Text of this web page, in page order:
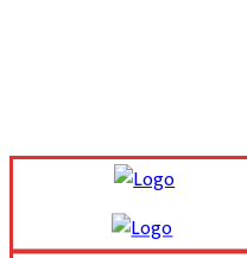
Sunday, August 9, 2026